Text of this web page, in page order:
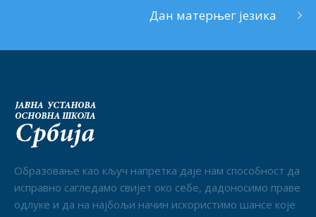
Дан матерњег језика
Образовање као кључ напретка даје нам способност да
исправно сагледамо свијет око себе, дадоносимо праве
одлуке и да на најбољи начин искористимо шансе које